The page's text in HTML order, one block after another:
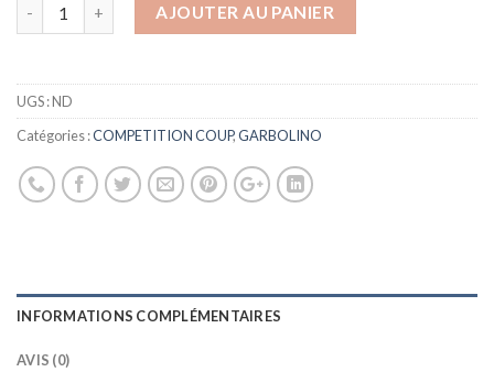
AJOUTER AU PANIER
UGS :ND
Catégories :COMPETITION COUP,GARBOLINO
INFORMATIONS COMPLÉMENTAIRES
AVIS (0)